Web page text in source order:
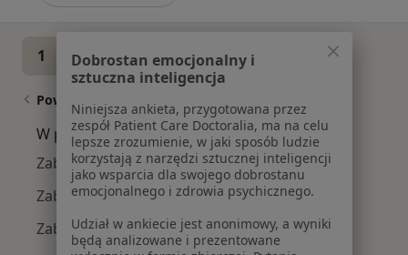
1 2 3 4 5 ...
Powiązane wyszukiwania
W pobliżu Wrocławia
Zaburzenia emocjonalne w Oleśnicy
Zaburzenia emocjonalne w Oławie
Zaburzenia emocjonalne w Trzebnicy
Dobrostan emocjonalny i
sztuczna inteligencja
Niniejsza ankieta, przygotowana przez
zespół Patient Care Doctoralia, ma na celu
lepsze zrozumienie, w jaki sposób ludzie
korzystają z narzędzi sztucznej inteligencji
jako wsparcia dla swojego dobrostanu
emocjonalnego i zdrowia psychicznego.
Udział w ankiecie jest anonimowy, a wyniki
będą analizowane i prezentowane